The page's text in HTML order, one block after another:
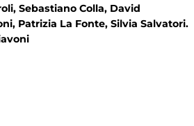
Sebastiano Colla, David
Patrizia La Fonte, Silvia Salvatori.